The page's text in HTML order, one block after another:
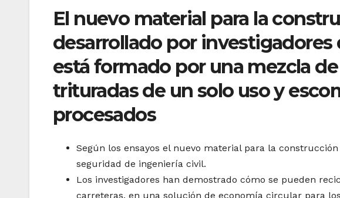
El nuevo material para la
desarrollado por investigadores
está formado por una mezcla
trituradas de un solo uso y
procesados
Según los ensayos el nuevo material para la
seguridad de ingeniería civil.
Los investigadores han demostrado cómo se pueden
carreteras, en una solución de economía circular para